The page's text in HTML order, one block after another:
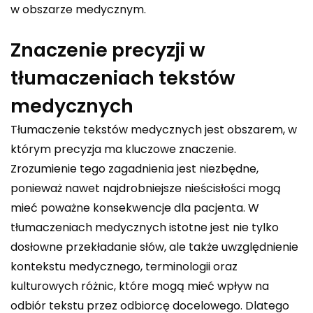
w obszarze medycznym.
Znaczenie precyzji w
tłumaczeniach tekstów
medycznych
Tłumaczenie tekstów medycznych jest obszarem, w
którym precyzja ma kluczowe znaczenie.
Zrozumienie tego zagadnienia jest niezbędne,
ponieważ nawet najdrobniejsze nieścisłości mogą
mieć poważne konsekwencje dla pacjenta. W
tłumaczeniach medycznych istotne jest nie tylko
dosłowne przekładanie słów, ale także uwzględnienie
kontekstu medycznego, terminologii oraz
kulturowych różnic, które mogą mieć wpływ na
odbiór tekstu przez odbiorcę docelowego. Dlatego